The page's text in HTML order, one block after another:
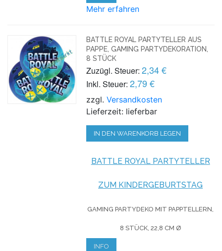
Mehr erfahren
BATTLE ROYAL PARTYTELLER AUS
PAPPE, GAMING PARTYDEKORATION,
8 STÜCK
Zuzügl. Steuer: 2,34 €
Inkl. Steuer: 2,79 €
zzgl.Versandkosten
Lieferzeit: lieferbar
IN DEN WARENKORB LEGEN
BATTLE ROYAL PARTYTELLER
ZUM KINDERGEBURTSTAG
GAMING PARTYDEKO MIT PAPPTELLERN,
8 STÜCK, 22,8 CM Ø
INFO